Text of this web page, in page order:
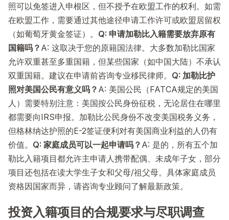
照可以免签进入申根区，但不授予在欧盟工作的权利。如需
在欧盟工作，需要通过其他途径申请工作许可或欧盟居留权
（如葡萄牙黄金签证）。 Q: 申请加勒比入籍需要放弃原有
国籍吗？ A: 这取决于您的原籍国法律。大多数加勒比国家
允许双重甚至多重国籍，但某些国家（如中国大陆）不承认
双重国籍。建议在申请前咨询专业移民律师。 Q: 加勒比护
照对美国公民有意义吗？ A: 美国公民（FATCA规定的美国
人）需要特别注意：美国按公民身份征税，无论居住在哪里
都需要向IRS申报。加勒比公民身份不改变美国税务义务，
但格林纳达护照的E-2签证便利对有美国商业利益的人仍有
价值。 Q: 家庭成员可以一起申请吗？ A: 是的，所有五个加
勒比入籍项目都允许主申请人携带配偶、未成年子女，部分
项目还包括在读大学生子女和父母/祖父母。具体家庭成员
资格因国家而异，请咨询专业顾问了解最新政策。
投资入籍项目的合规要求与尽职调查